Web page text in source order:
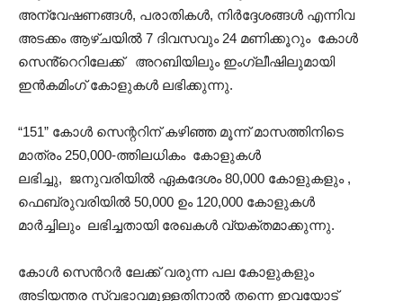
അന്വേഷണങ്ങൾ, പരാതികൾ, നിർദ്ദേശങ്ങൾ എന്നിവ
അടക്കം ആഴ്ചയിൽ 7 ദിവസവും 24 മണിക്കൂറും കോൾ
സെൻ്റെറിലേക്ക് അറബിയിലും ഇംഗ്ലീഷിലുമായി
ഇൻകമിംഗ് കോളുകൾ ലഭിക്കുന്നു.
“151” കോൾ സെന്ററിന് കഴിഞ്ഞ മൂന്ന് മാസത്തിനിടെ
മാത്രം 250,000-ത്തിലധികം കോളുകൾ
ലഭിച്ചു, ജനുവരിയിൽ ഏകദേശം 80,000 കോളുകളും ,
ഫെബ്രുവരിയിൽ 50,000 ഉം 120,000 കോളുകൾ
മാർച്ചിലും ലഭിച്ചതായി രേഖകൾ വ്യക്തമാക്കുന്നു.
കോൾ സെൻറർ ലേക്ക് വരുന്ന പല കോളുകളും
അടിയന്തര സ്വഭാവമുള്ളതിനാൽ തന്നെ ഇവയോട്